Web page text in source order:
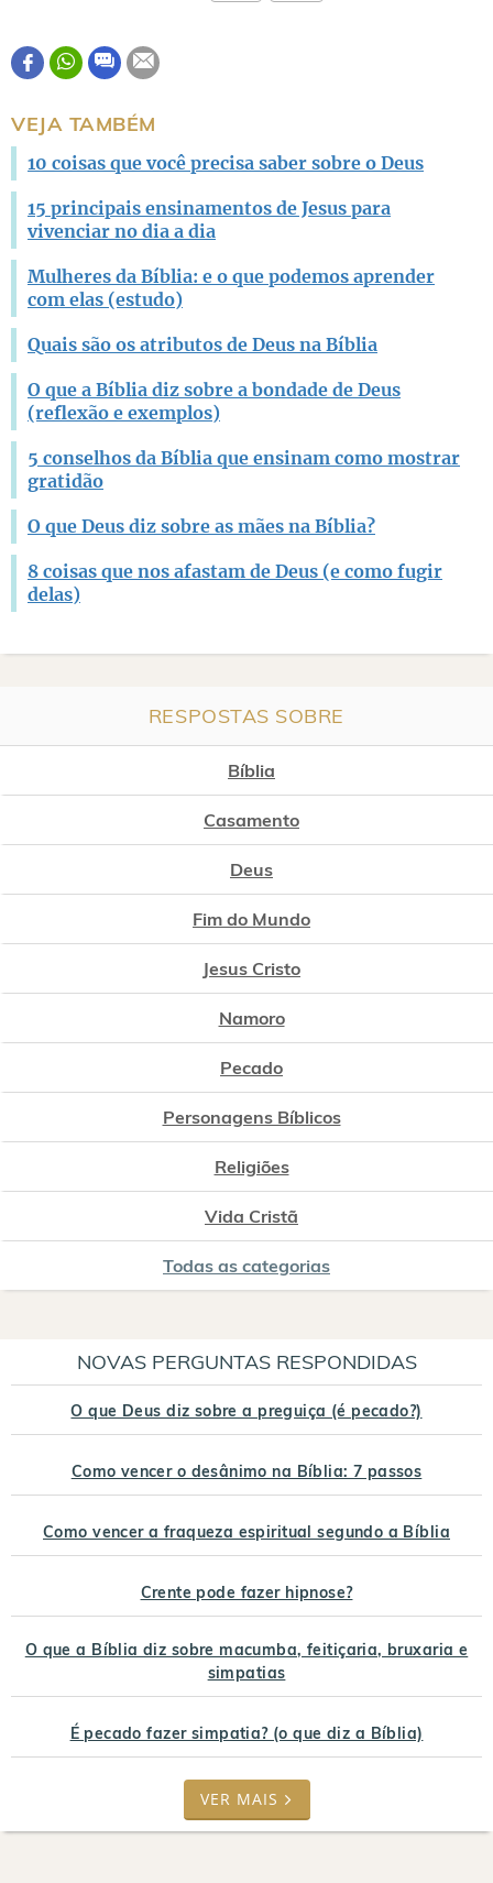
Este conteúdo contém informação incorreta
VEJA TAMBÉM
10 coisas que você precisa saber sobre o Deus
15 principais ensinamentos de Jesus para
vivenciar no dia a dia
Mulheres da Bíblia: e o que podemos aprender
com elas (estudo)
Quais são os atributos de Deus na Bíblia
O que a Bíblia diz sobre a bondade de Deus
(reflexão e exemplos)
5 conselhos da Bíblia que ensinam como mostrar
gratidão
O que Deus diz sobre as mães na Bíblia?
8 coisas que nos afastam de Deus (e como fugir
delas)
RESPOSTAS SOBRE
Bíblia
Casamento
Deus
Fim do Mundo
Jesus Cristo
Namoro
Pecado
Personagens Bíblicos
Religiões
Vida Cristã
Todas as categorias
NOVAS PERGUNTAS RESPONDIDAS
O que Deus diz sobre a preguiça (é pecado?)
Como vencer o desânimo na Bíblia: 7 passos
Como vencer a fraqueza espiritual segundo a Bíblia
Crente pode fazer hipnose?
O que a Bíblia diz sobre macumba, feitiçaria, bruxaria e
simpatias
É pecado fazer simpatia? (o que diz a Bíblia)
VER MAIS